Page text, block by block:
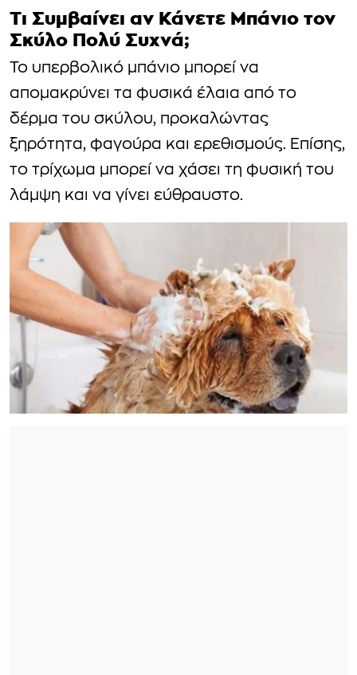
Τι Συμβαίνει αν Κάνετε Μπάνιο τον
Σκύλο Πολύ Συχνά;
Το υπερβολικό μπάνιο μπορεί να
απομακρύνει τα φυσικά έλαια από το
δέρμα του σκύλου, προκαλώντας
ξηρότητα, φαγούρα και ερεθισμούς. Επίσης,
το τρίχωμα μπορεί να χάσει τη φυσική του
λάμψη και να γίνει εύθραυστο.